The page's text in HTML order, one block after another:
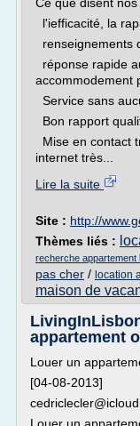
l'iefficacité, la
renseignements
réponse rapide
accommodement
Service sans
Bon rapport
Mise en contact
internet très...
Lire la suite
Site : http://
Thèmes liés :
recherche appartement
pas cher / location
maison de
appartement
Louer un
[04-08-2013]